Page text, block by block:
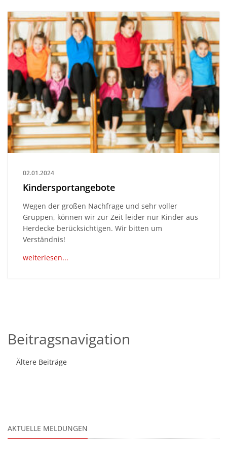
02.01.2024
Kindersportangebote
Wegen der großen Nachfrage und sehr voller
Gruppen, können wir zur Zeit leider nur Kinder aus
Herdecke berücksichtigen. Wir bitten um
Verständnis!
weiterlesen...
Beitragsnavigation
Ältere Beiträge
AKTUELLE MELDUNGEN